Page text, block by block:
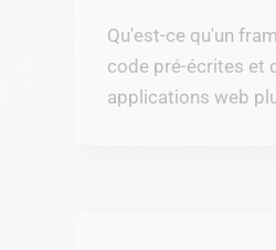
Qu'est-ce qu'un
code pré-écrites et
applications web